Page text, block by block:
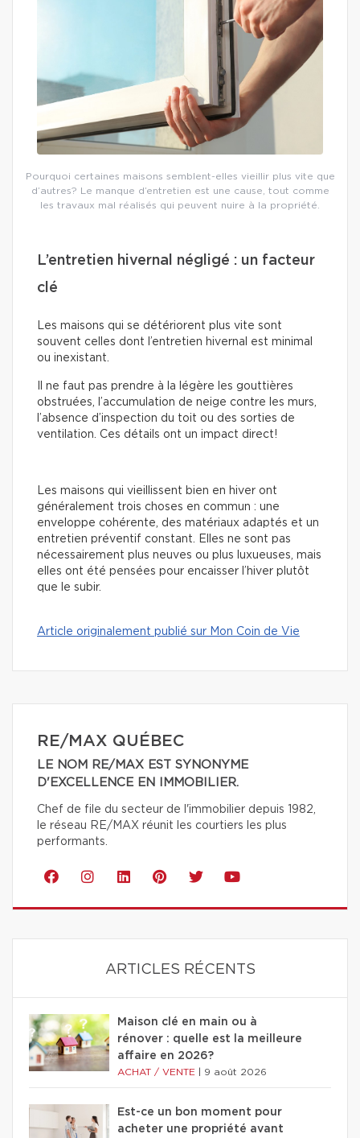
Pourquoi certaines maisons semblent-elles vieillir plus vite que
d’autres? Le manque d’entretien est une cause, tout comme
les travaux mal réalisés qui peuvent nuire à la propriété.
L’entretien hivernal négligé : un facteur
clé
Les maisons qui se détériorent plus vite sont
souvent celles dont l’entretien hivernal est minimal
ou inexistant.
Il ne faut pas prendre à la légère les gouttières
obstruées, l’accumulation de neige contre les murs,
l’absence d’inspection du toit ou des sorties de
ventilation. Ces détails ont un impact direct!
Les maisons qui vieillissent bien en hiver ont
généralement trois choses en commun : une
enveloppe cohérente, des matériaux adaptés et un
entretien préventif constant. Elles ne sont pas
nécessairement plus neuves ou plus luxueuses, mais
elles ont été pensées pour encaisser l’hiver plutôt
que le subir.
Article originalement publié sur Mon Coin de Vie
RE/MAX QUÉBEC
LE NOM RE/MAX EST SYNONYME
D'EXCELLENCE EN IMMOBILIER.
Chef de file du secteur de l'immobilier depuis 1982,
le réseau RE/MAX réunit les courtiers les plus
performants.
ARTICLES RÉCENTS
Maison clé en main ou à
rénover : quelle est la meilleure
affaire en 2026?
ACHAT / VENTE 9 août 2026
Est-ce un bon moment pour
acheter une propriété avant